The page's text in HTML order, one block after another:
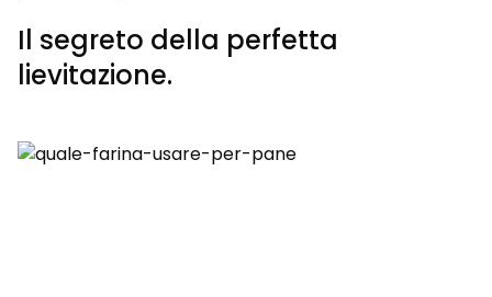
Il segreto della perfetta
lievitazione.